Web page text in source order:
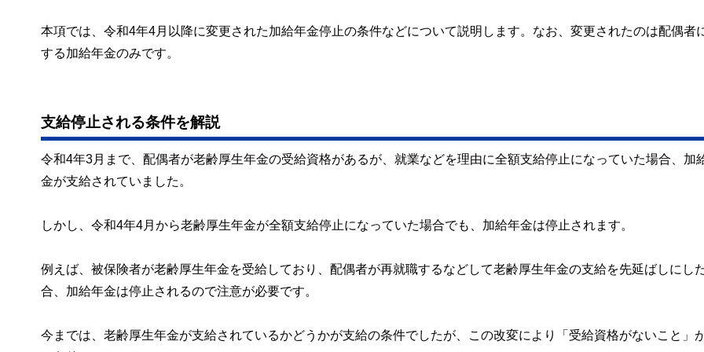
本項では、令和4年4月以降に変更された加給年金停止の条件などについて説明します。なお、変更されたのは配偶者
する加給年金のみです。
支給停止される条件を解説
令和4年3月まで、配偶者が老齢厚生年金の受給資格があるが、就業などを理由に全額支給停止になっていた場合、加
金が支給されていました。
しかし、令和4年4月から老齢厚生年金が全額支給停止になっていた場合でも、加給年金は停止されます。
例えば、被保険者が老齢厚生年金を受給しており、配偶者が再就職するなどして老齢厚生年金の支給を先延ばしにし
合、加給年金は停止されるので注意が必要です。
今までは、老齢厚生年金が支給されているかどうかが支給の条件でしたが、この改変により「受給資格がないこと」